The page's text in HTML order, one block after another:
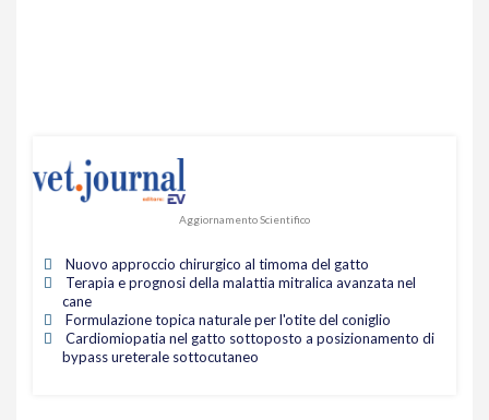
Aggiornamento Scientifico
Nuovo approccio chirurgico al timoma del gatto
Terapia e prognosi della malattia mitralica avanzata nel
cane
Formulazione topica naturale per l'otite del coniglio
Cardiomiopatia nel gatto sottoposto a posizionamento di
bypass ureterale sottocutaneo